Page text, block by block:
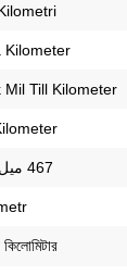
Kilometer
Mil Till Kilometer